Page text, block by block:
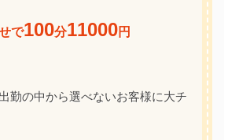
で100分11000円
勤の中から選べないお客様に大チ